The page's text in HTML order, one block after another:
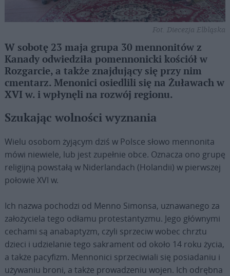
Fot. Diecezja Elbląska
W sobotę 23 maja grupa 30 mennonitów z
Kanady odwiedziła pomennonicki kościół w
Rozgarcie, a także znajdujący się przy nim
cmentarz. Menonici osiedlili się na Żuławach w
XVI w. i wpłynęli na rozwój regionu.
Szukając wolności wyznania
Wielu osobom żyjącym dziś w Polsce słowo mennonita
mówi niewiele, lub jest zupełnie obce. Oznacza ono grupę
religijną powstałą w Niderlandach (Holandii) w pierwszej
połowie XVI w.
Ich nazwa pochodzi od Menno Simonsa, uznawanego za
założyciela tego odłamu protestantyzmu. Jego głównymi
cechami są anabaptyzm, czyli sprzeciw wobec chrztu
dzieci i udzielanie tego sakrament od około 14 roku życia,
a także pacyfizm. Mennonici sprzeciwiali się posiadaniu i
używaniu broni, a także prowadzeniu wojen. Ich odrębna